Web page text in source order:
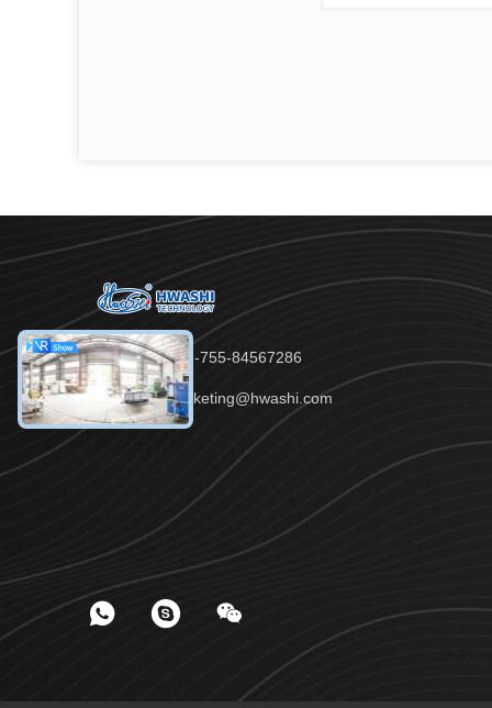
টেলিফোন：86-755-84567286
ইমেইল：marketing@hwashi.com